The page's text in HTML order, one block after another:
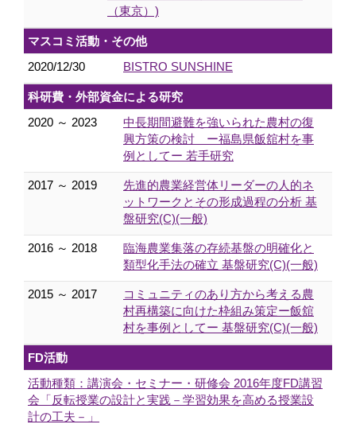
（東京）)
マスコミ活動・その他
2020/12/30
BISTRO SUNSHINE
科研費・外部資金による研究
2020 ～ 2023
中長期間避難を強いられた農村の復
興方策の検討 ー福島県飯舘村を事
例としてー 若手研究
2017 ～ 2019
先進的農業経営体リーダーの人的ネ
ットワークとその形成過程の分析 基
盤研究(C)(一般)
2016 ～ 2018
臨海農業集落の存続基盤の明確化と
類型化手法の確立 基盤研究(C)(一般)
2015 ～ 2017
コミュニティのあり方から考える農
村再構築に向けた枠組み策定ー飯舘
村を事例としてー 基盤研究(C)(一般)
FD活動
活動種類：講演会・セミナー・研修会 2016年度FD講習
会「反転授業の設計と実践－学習効果を高める授業設
計の工夫－」